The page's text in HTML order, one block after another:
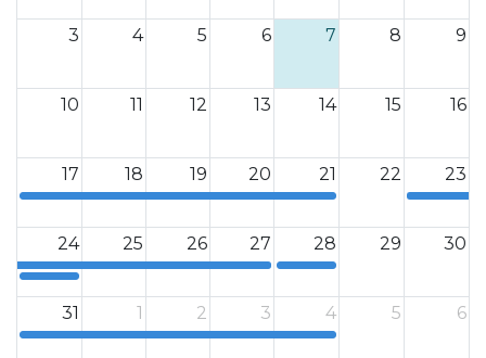
3 4 5 6 7 8 9
10 11 12 13 14 15 16
17 18 19 20 21 22 23
0 0
24 25 26 27 28 29 30
0
0
31 1 2 3 4 5 6
0